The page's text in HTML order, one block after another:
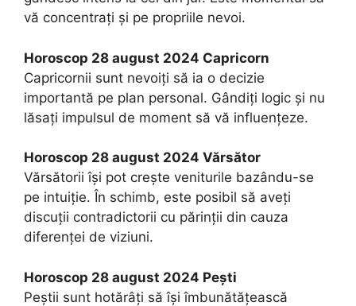
vă concentrați și pe propriile nevoi.
Horoscop 28 august 2024 Capricorn
Capricornii sunt nevoiți să ia o decizie
importantă pe plan personal. Gândiți logic și nu
lăsați impulsul de moment să vă influențeze.
Horoscop 28 august 2024 Vărsător
Vărsătorii își pot crește veniturile bazându-se
pe intuiție. În schimb, este posibil să aveți
discuții contradictorii cu părinții din cauza
diferenței de viziuni.
Horoscop 28 august 2024 Peşti
Peștii sunt hotărâți să își îmbunătățească